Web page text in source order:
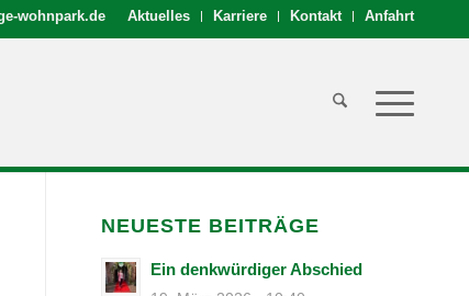
Aktuelles Karriere Kontakt Anfahrt
wohnpark.de
NEUESTE BEITRÄGE
Ein denkwürdiger Abschied